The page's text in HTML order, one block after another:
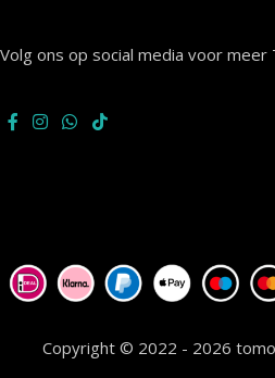
Volg ons op social media voor meer
Copyright © 2022 - 2026